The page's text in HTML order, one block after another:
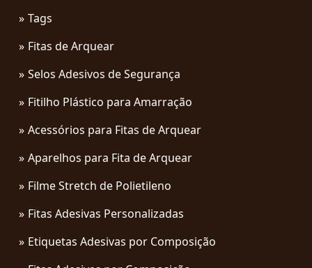
Tags
Fitas de Arquear
Selos Adesivos de Segurança
Fitilho Plástico para Amarração
Acessórios para Fitas de Arquear
Aparelhos para Fita de Arquear
Filme Stretch de Polietileno
Fitas Adesivas Personalizadas
Etiquetas Adesivas por Composição